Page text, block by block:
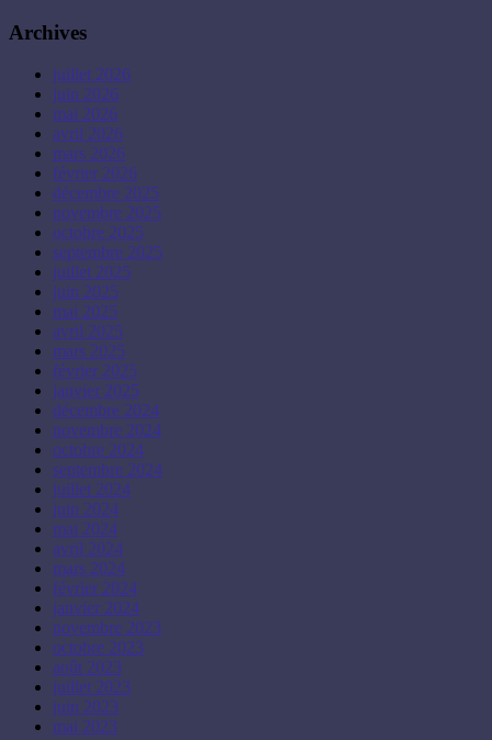
Archives
juillet 2026
juin 2026
mai 2026
avril 2026
mars 2026
février 2026
décembre 2025
novembre 2025
octobre 2025
septembre 2025
juillet 2025
juin 2025
mai 2025
avril 2025
mars 2025
février 2025
janvier 2025
décembre 2024
novembre 2024
octobre 2024
septembre 2024
juillet 2024
juin 2024
mai 2024
avril 2024
mars 2024
février 2024
janvier 2024
novembre 2023
octobre 2023
août 2023
juillet 2023
juin 2023
mai 2023